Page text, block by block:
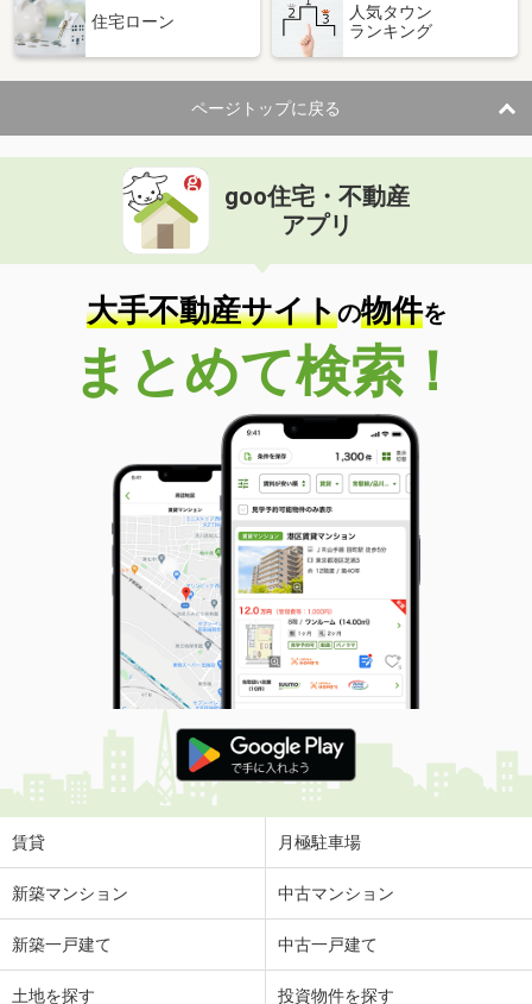
住宅ローン
人気タウン
ランキング
ページトップに戻る
goo住宅・不動産
アプリ
大手不動産サイトの物件を
まとめて検索！
賃貸 月極駐車場
新築マンション 中古マンション
新築一戸建て 中古一戸建て
土地を探す 投資物件を探す